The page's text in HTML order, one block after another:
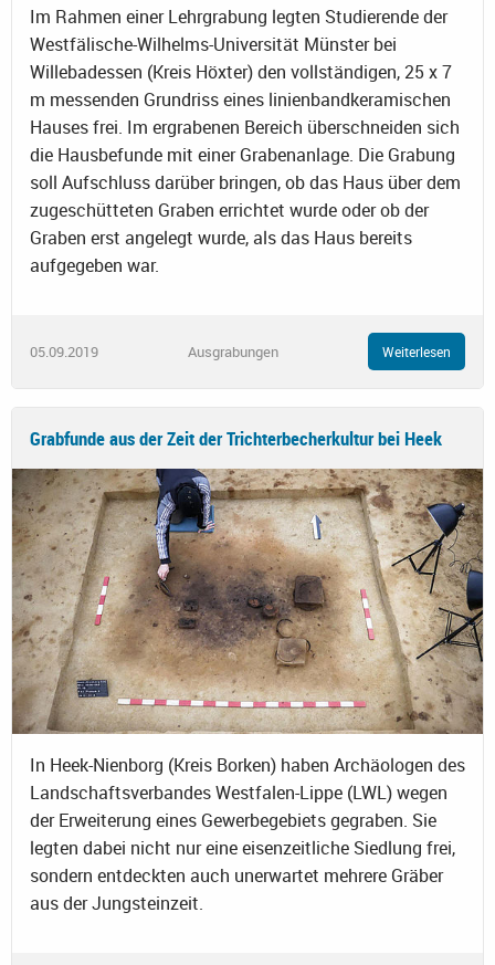
Im Rahmen einer Lehrgrabung legten Studierende der
Westfälische-Wilhelms-Universität Münster bei
Willebadessen (Kreis Höxter) den vollständigen, 25 x 7
m messenden Grundriss eines linienbandkeramischen
Hauses frei. Im ergrabenen Bereich überschneiden sich
die Hausbefunde mit einer Grabenanlage. Die Grabung
soll Aufschluss darüber bringen, ob das Haus über dem
zugeschütteten Graben errichtet wurde oder ob der
Graben erst angelegt wurde, als das Haus bereits
aufgegeben war.
05.09.2019 Ausgrabungen Weiterlesen
Grabfunde aus der Zeit der Trichterbecherkultur bei Heek
In Heek-Nienborg (Kreis Borken) haben Archäologen des
Landschaftsverbandes Westfalen-Lippe (LWL) wegen
der Erweiterung eines Gewerbegebiets gegraben. Sie
legten dabei nicht nur eine eisenzeitliche Siedlung frei,
sondern entdeckten auch unerwartet mehrere Gräber
aus der Jungsteinzeit.